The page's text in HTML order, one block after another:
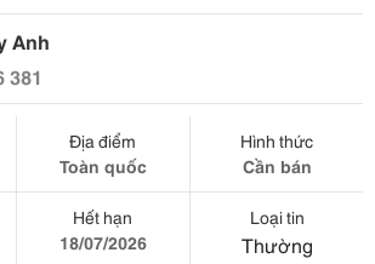
Anh
381
Địa điểm
Toàn quốc
Hình thức
Cần bán
Hết hạn
18/07/2026
Loại tin
Thường